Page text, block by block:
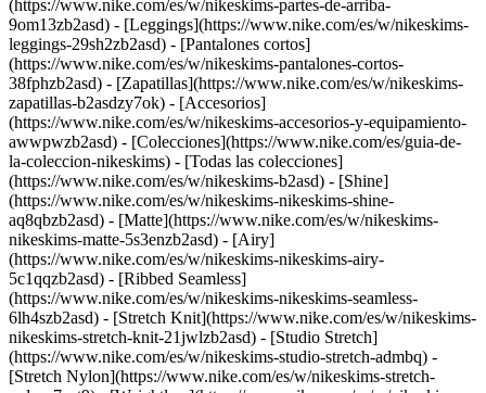
(https://www.nike.com/es/w/nikeskims-partes-de-arriba-
9om13zb2asd) - [Leggings](https://www.nike.com/es/w/nikeskims-
leggings-29sh2zb2asd) - [Pantalones cortos]
(https://www.nike.com/es/w/nikeskims-pantalones-cortos-
38fphzb2asd) - [Zapatillas](https://www.nike.com/es/w/nikeskims-
zapatillas-b2asdzy7ok) - [Accesorios]
(https://www.nike.com/es/w/nikeskims-accesorios-y-equipamiento-
awwpwzb2asd) - [Colecciones](https://www.nike.com/es/guia-de-
la-coleccion-nikeskims) - [Todas las colecciones]
(https://www.nike.com/es/w/nikeskims-b2asd) - [Shine]
(https://www.nike.com/es/w/nikeskims-nikeskims-shine-
aq8qbzb2asd) - [Matte](https://www.nike.com/es/w/nikeskims-
nikeskims-matte-5s3enzb2asd) - [Airy]
(https://www.nike.com/es/w/nikeskims-nikeskims-airy-
5c1qqzb2asd) - [Ribbed Seamless]
(https://www.nike.com/es/w/nikeskims-nikeskims-seamless-
6lh4szb2asd) - [Stretch Knit](https://www.nike.com/es/w/nikeskims-
nikeskims-stretch-knit-21jwlzb2asd) - [Studio Stretch]
(https://www.nike.com/es/w/nikeskims-studio-stretch-admbq) -
[Stretch Nylon](https://www.nike.com/es/w/nikeskims-stretch-